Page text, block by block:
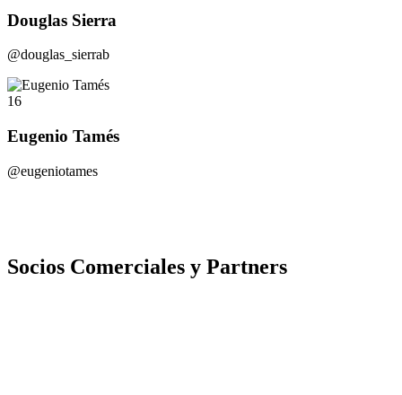
Douglas Sierra
@douglas_sierrab
16
Eugenio Tamés
@eugeniotames
Socios Comerciales y Partners